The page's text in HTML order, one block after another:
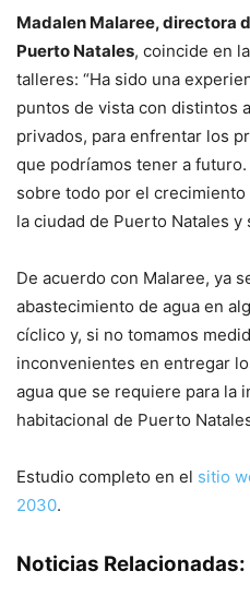
Madalen Malaree, directora
Puerto Natales, coincide en
talleres: “Ha sido una
puntos de vista con distintos
privados, para enfrentar los
que podríamos tener a
sobre todo por el
la ciudad de Puerto Natales y
De acuerdo con Malaree, ya
abastecimiento de agua en
cíclico y, si no tomamos
inconvenientes en entregar
agua que se requiere para la
habitacional de Puerto
Estudio completo en el sitio
2030.
Noticias Relacionadas: